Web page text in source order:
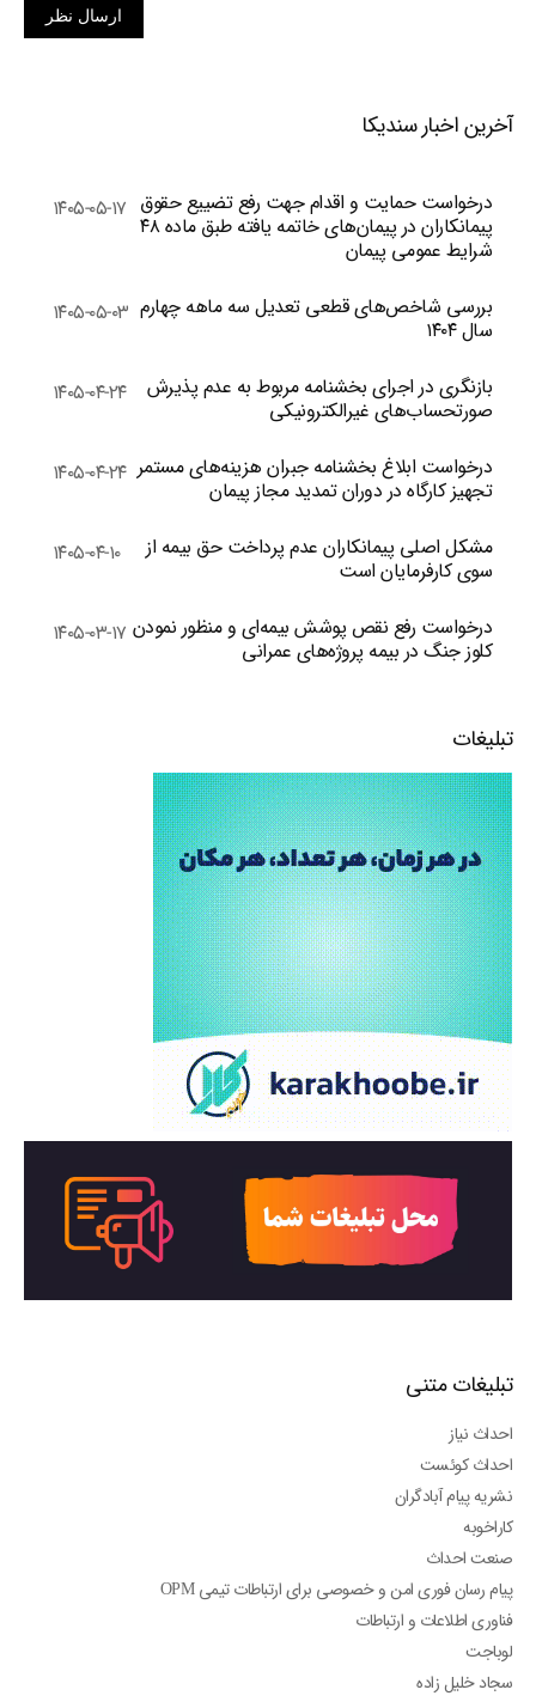
ارسال نظر
آخرین اخبار سندیکا
درخواست حمایت و اقدام جهت رفع تضییع حقوق
پیمانکاران در پیمان‌های خاتمه یافته طبق ماده ۴۸
شرایط عمومی پیمان
۱۴۰۵-۰۵-۱۷
بررسی شاخص‌های قطعی تعدیل سه ماهه چهارم
سال ۱۴۰۴
۱۴۰۵-۰۵-۰۳
بازنگری در اجرای بخشنامه مربوط به عدم پذیرش
صورتحساب‌های غیرالکترونیکی
۱۴۰۵-۰۴-۲۴
درخواست ابلاغ بخشنامه جبران هزینه‌های مستمر
تجهیز کارگاه در دوران تمدید مجاز پیمان
۱۴۰۵-۰۴-۲۴
مشکل اصلی پیمانکاران عدم پرداخت حق بیمه از
سوی کارفرمایان است
۱۴۰۵-۰۴-۱۰
درخواست رفع نقص پوشش بیمه‌ای و منظور نمودن
کلوز جنگ در بیمه پروژه‌های عمرانی
۱۴۰۵-۰۳-۱۷
تبلیغات
تبلیغات متنی
احداث نیاز
احداث کوئست
نشریه پیام آبادگران
کاراخوبه
صنعت احداث
پیام رسان فوری امن و خصوصی برای ارتباطات تیمی OPM
فناوری اطلاعات و ارتباطات
لوباجت
سجاد خلیل زاده